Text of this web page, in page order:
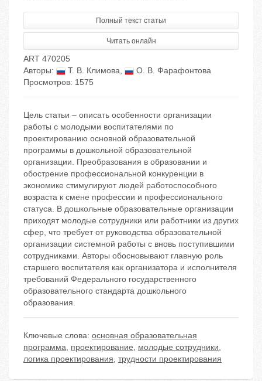
Полный текст статьи
Читать онлайн
ART 470205
Авторы:
Т. В. Климова,
О. В. Фарафонтова
Просмотров: 1575
Цель статьи – описать особенности организации
работы с молодыми воспитателями по
проектированию основной образовательной
программы в дошкольной образовательной
организации. Преобразования в образовании и
обострение профессиональной конкуренции в
экономике стимулируют людей работоспособного
возраста к смене профессии и профессионального
статуса. В дошкольные образовательные организации
приходят молодые сотрудники или работники из других
сфер, что требует от руководства образовательной
организации системной работы с вновь поступившими
сотрудниками. Авторы обосновывают главную роль
старшего воспитателя как организатора и исполнителя
требований Федерального государственного
образовательного стандарта дошкольного
образования.
Ключевые слова: основная образовательная
программа, проектирование, молодые сотрудники,
логика проектирования, трудности проектирования